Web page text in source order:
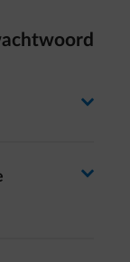
Antwoord wisselen
arrow-right
arrow-right